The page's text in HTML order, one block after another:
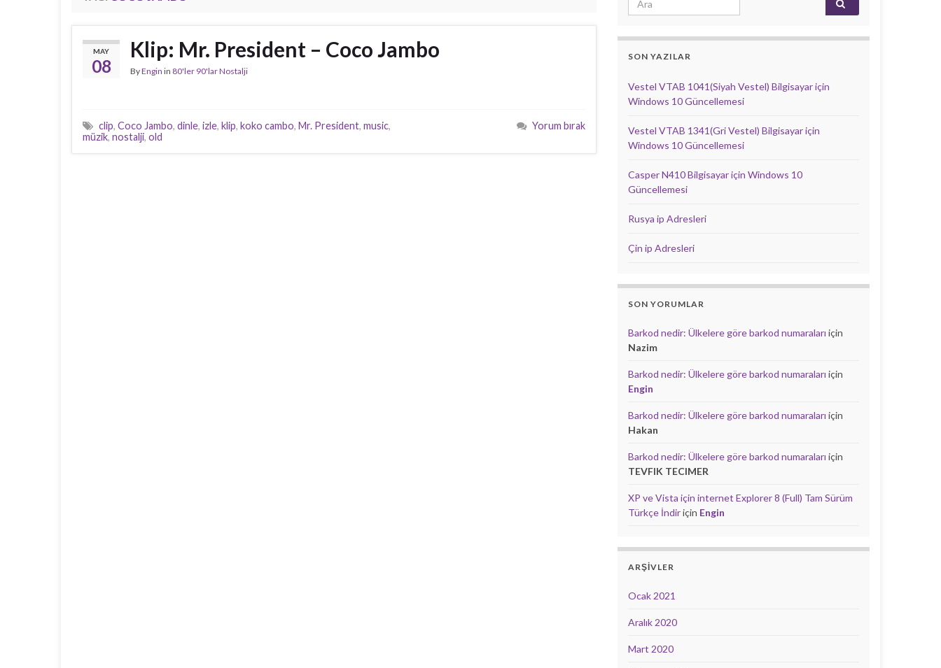
MAY
08
Klip: Mr. President – Coco Jambo
ByEngin in 80'ler 90'lar Nostalji
clip, Coco Jambo, dinle, izle, klip, koko cambo, Mr. President, music,
müzik, nostalji, old
Yorum bırak
SON YAZILAR
Vestel VTAB 1041(Siyah Vestel) Bilgisayar için
Windows 10 Güncellemesi
Vestel VTAB 1341(Gri Vestel) Bilgisayar için
Windows 10 Güncellemesi
Casper N410 Bilgisayar için Windows 10
Güncellemesi
Rusya ip Adresleri
Çin ip Adresleri
SON YORUMLAR
Barkod nedir: Ülkelere göre barkod numaraları için
Nazim
Barkod nedir: Ülkelere göre barkod numaraları için
Engin
Barkod nedir: Ülkelere göre barkod numaraları için
Hakan
Barkod nedir: Ülkelere göre barkod numaraları için
TEVFIK TECIMER
XP ve Vista için internet Explorer 8 (Full) Tam Sürüm
Türkçe İndiriçin Engin
ARŞIVLER
Ocak 2021
Aralık 2020
Mart 2020